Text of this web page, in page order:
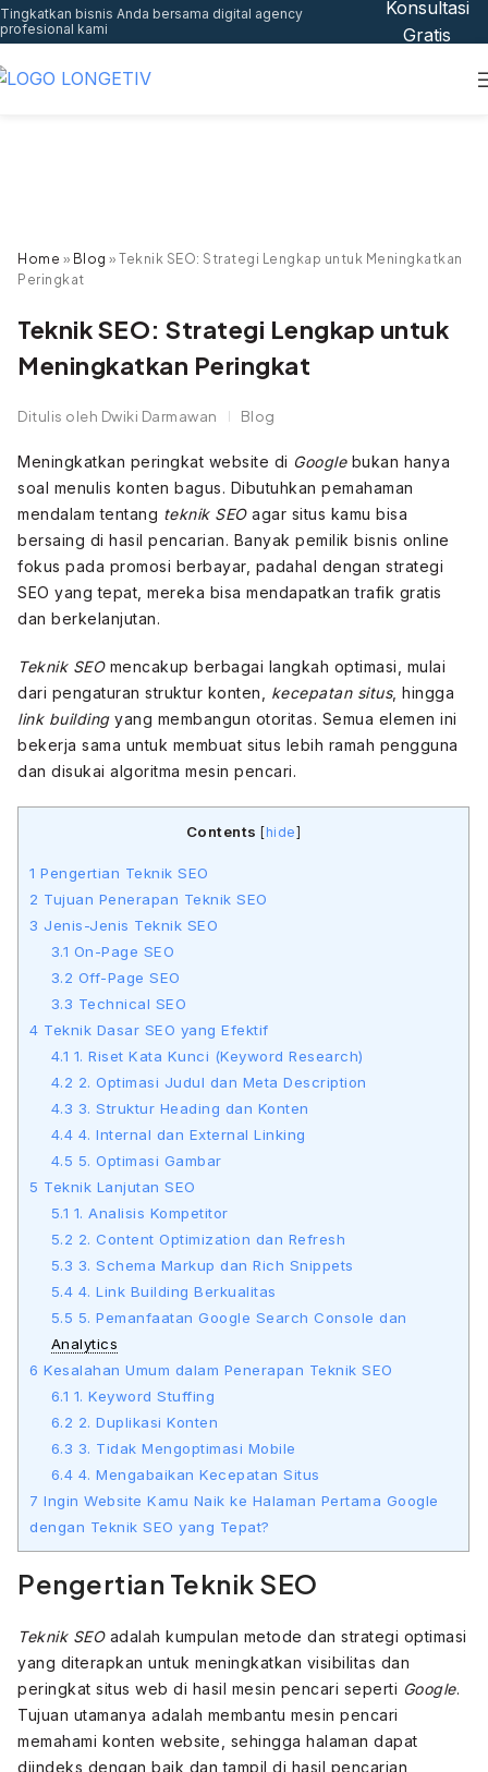
Tingkatkan bisnis Anda bersama digital agency
profesional kami
Konsultasi
Gratis
Home » Blog » Teknik SEO: Strategi Lengkap untuk Meningkatkan
Peringkat
Teknik SEO: Strategi Lengkap untuk
Meningkatkan Peringkat
Ditulis oleh Dwiki Darmawan Blog
Meningkatkan peringkat website di Googlebukan hanya
soal menulis konten bagus. Dibutuhkan pemahaman
mendalam tentang teknik SEOagar situs kamu bisa
bersaing di hasil pencarian. Banyak pemilik bisnis online
fokus pada promosi berbayar, padahal dengan strategi
SEO yang tepat, mereka bisa mendapatkan trafik gratis
dan berkelanjutan.
Teknik SEOmencakup berbagai langkah optimasi, mulai
dari pengaturan struktur konten, kecepatan situs, hingga
link buildingyang membangun otoritas. Semua elemen ini
bekerja sama untuk membuat situs lebih ramah pengguna
dan disukai algoritma mesin pencari.
Contents [hide]
1 Pengertian Teknik SEO
2 Tujuan Penerapan Teknik SEO
3 Jenis-Jenis Teknik SEO
3.1 On-Page SEO
3.2 Off-Page SEO
3.3 Technical SEO
4 Teknik Dasar SEO yang Efektif
4.1 1. Riset Kata Kunci (Keyword Research)
4.2 2. Optimasi Judul dan Meta Description
4.3 3. Struktur Heading dan Konten
4.4 4. Internal dan External Linking
4.5 5. Optimasi Gambar
5 Teknik Lanjutan SEO
5.1 1. Analisis Kompetitor
5.2 2. Content Optimization dan Refresh
5.3 3. Schema Markup dan Rich Snippets
5.4 4. Link Building Berkualitas
5.5 5. Pemanfaatan Google Search Console dan
Analytics
6 Kesalahan Umum dalam Penerapan Teknik SEO
6.1 1. Keyword Stuffing
6.2 2. Duplikasi Konten
6.3 3. Tidak Mengoptimasi Mobile
6.4 4. Mengabaikan Kecepatan Situs
7 Ingin Website Kamu Naik ke Halaman Pertama Google
dengan Teknik SEO yang Tepat?
Pengertian Teknik SEO
Teknik SEOadalah kumpulan metode dan strategi optimasi
yang diterapkan untuk meningkatkan visibilitas dan
peringkat situs web di hasil mesin pencari seperti Google.
Tujuan utamanya adalah membantu mesin pencari
memahami konten website, sehingga halaman dapat
diindeks dengan baik dan tampil di hasil pencarian